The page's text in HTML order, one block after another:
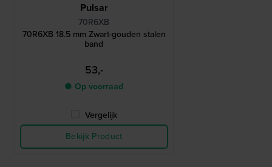
Pulsar
70R6XB
70R6XB 18.5 mm Zwart-gouden stalen
band
53,-
● Op voorraad
Vergelijk
Bekijk Product